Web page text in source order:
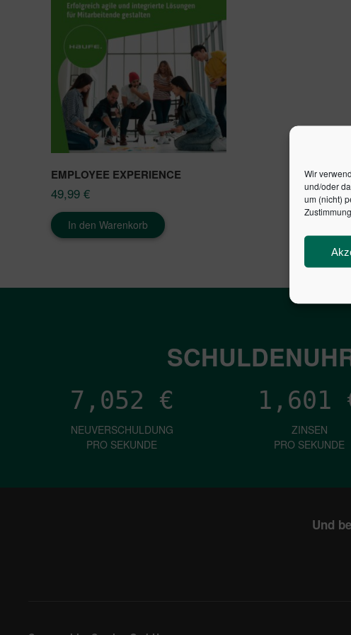
Wir
und/oder
um (nicht)
EMPLOYEE EXPERIENCE
49,99 €
In den Warenkorb
7,052 €
NEUVERSCHULDUNG
PRO SEKUNDE
1,601
ZINSEN
PRO SEKUNDE
Und